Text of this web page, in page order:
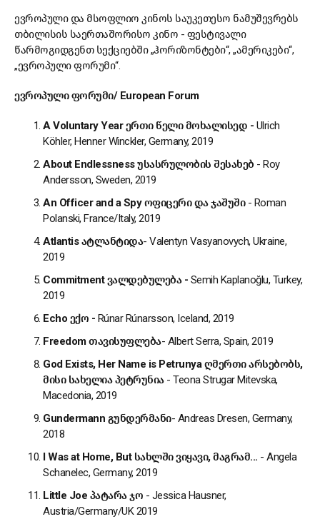
ევროპული და მსოფლიო კინოს საუკეთესო ნამუშევრებს
თბილისის საერთაშორისო კინო - ფესტივალი
წარმოგიდგენთ სექციებში „ჰორიზონტები“, „ამერიკები“,
„ევროპული ფორუმი“.
ევროპულიფორუმი/ European Forum
A Voluntary Yearერთი წელიმოხალისედ - Ulrich
Köhler, Henner Winckler, Germany, 2019
About Endlessnessუსასრულობის შესახებ - Roy
Andersson, Sweden, 2019
An Officer and a Spyოფიცერიდაჯაშუში- Roman
Polanski, France/Italy, 2019
Atlantisატლანტიდა- Valentyn Vasyanovych, Ukraine,
2019
Commitmentვალდებულება- Semih Kaplanoğlu, Turkey,
2019
Echo ექო - Rúnar Rúnarsson, Iceland, 2019
Freedomთავისუფლება- Albert Serra, Spain, 2019
God Exists, Her Name is Petrunyaღმერთიარსებობს,
მისი სახელიაპეტრუნია- Teona Strugar Mitevska,
Macedonia, 2019
Gundermann გუნდერმანი- Andreas Dresen, Germany,
2018
I Was at Home, But სახლშივიყავი,მაგრამ... - Angela
Schanelec, Germany, 2019
Little Joe პატარაჯო - Jessica Hausner,
Austria/Germany/UK 2019